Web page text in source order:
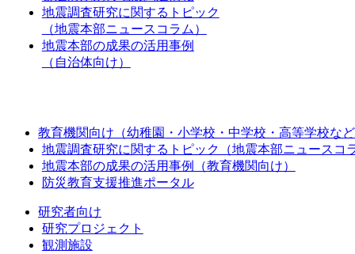
地震調査研究に関するトピック
（地震本部ニュースコラム）
地震本部の成果の活用事例
（自治体向け）
教育機関向け（幼稚園・小学校・中学校・高等学校な
地震調査研究に関するトピック（地震本部ニュースコ
地震本部の成果の活用事例（教育機関向け）
防災教育支援推進ポータル
研究者向け
研究プロジェクト
観測施設